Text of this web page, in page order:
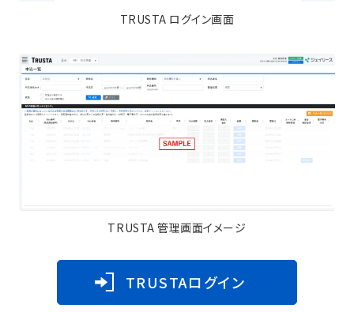
TRUSTA ログイン画面
TRUSTA 管理画面イメージ
TRUSTAログイン